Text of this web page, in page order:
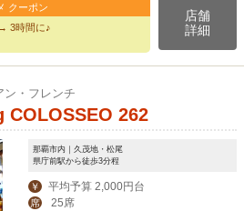
クーポン
3時間に♪
店舗
詳細
ン・フレンチ
262
那覇市内｜久茂地・松尾
県庁前駅から徒歩3分程
￥ 平均予算 2,000円台
席 25席